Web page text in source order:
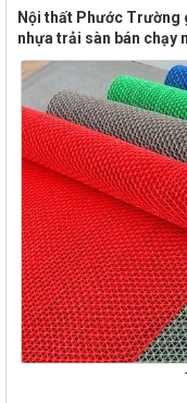
Nội thất Phước Trường
nhựa trải sàn bán chạy